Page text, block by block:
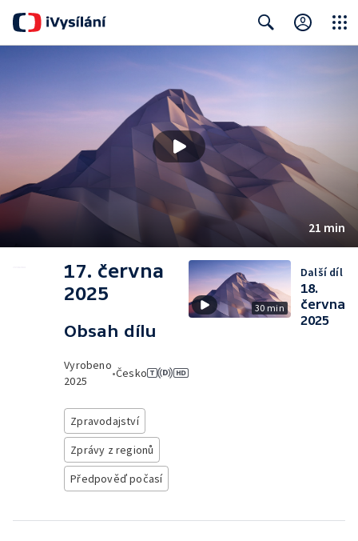
21 min
17. června
2025
Obsah dílu
Vyrobeno
2025
•Česko
Zpravodajství
Zprávy z regionů
Předpověď počasí
30 min
Další díl
18.
června
2025